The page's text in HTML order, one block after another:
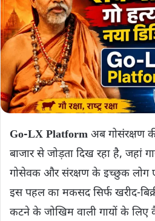
Go-LX Platform अब गोसंरक्षण
बाजार से जोड़ता दिख रहा है, जहां
गोसेवक और संरक्षण के इच्छुक लोग
इस पहल का मकसद सिर्फ खरीद-
कटने के जोखिम वाली गायों के लिए